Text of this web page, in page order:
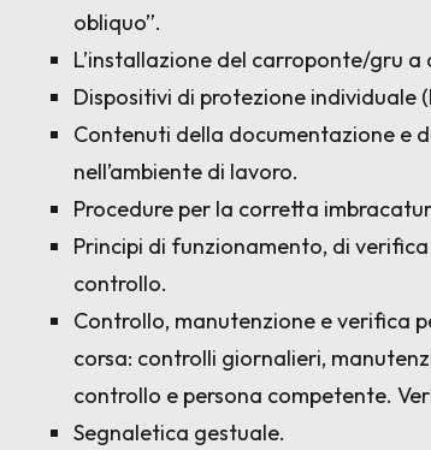
obliquo”.
L’installazione del carroponte/gru
Dispositivi di protezione individuale
Contenuti della documentazione e
nell’ambiente di lavoro.
Procedure per la corretta
Principi di funzionamento, di
controllo.
Controllo, manutenzione e verifica
corsa: controlli giornalieri,
controllo e persona competente.
Segnaletica gestuale.